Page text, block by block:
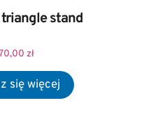
stand
zł